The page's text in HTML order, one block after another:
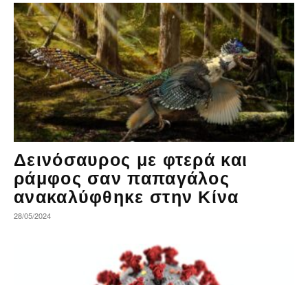
Δεινόσαυρος με φτερά και
ράμφος σαν παπαγάλος
ανακαλύφθηκε στην Κίνα
28/05/2024